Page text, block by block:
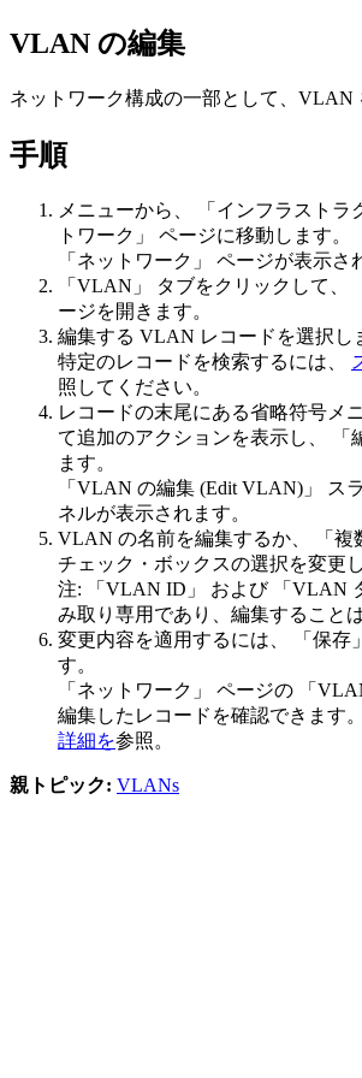
VLAN の編集
ネットワーク構成の一部として、VLAN
手順
メニューから、 「インフラストラ
トワーク」
ページに移動します。
「ネットワーク」
ページが表示さ
「VLAN」
タブをクリックして、
ージを開きます。
編集する VLAN レコードを選択し
特定のレコードを検索するには、
照してください。
レコードの末尾にある省略符号メ
て追加のアクションを表示し、
「
ます。
「VLAN の編集 (Edit VLAN)」
ス
ネルが表示されます。
VLAN の名前を編集するか、
「
チェック・ボックスの選択を変更し
注:
「VLAN ID」 および 「VLAN
み取り専用であり、編集すること
変更内容を適用するには、
「保存」
す。
「ネットワーク」
ページの 「
編集したレコードを確認できます
詳細を参照。
親トピック: VLANs